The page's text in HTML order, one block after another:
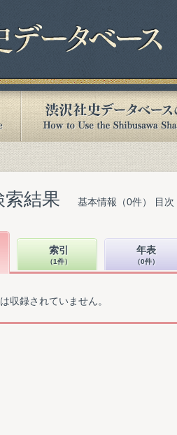
索結果 基本情報（0件） 目次
索引
（1件）
年表
（0件）
収録されていません。